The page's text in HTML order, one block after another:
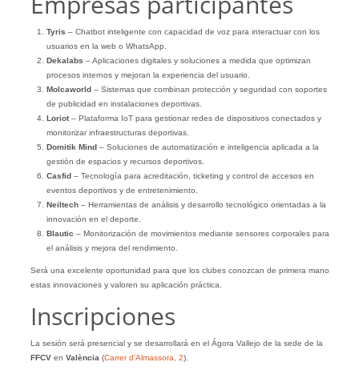
Tyris – Chatbot inteligente con capacidad de voz para interactuar con los
usuarios en la web o WhatsApp.
Dekalabs – Aplicaciones digitales y soluciones a medida que optimizan
procesos internos y mejoran la experiencia del usuario.
Molcaworld– Sistemas que combinan protección y seguridad con soportes
de publicidad en instalaciones deportivas.
Loriot– Plataforma IoT para gestionar redes de dispositivos conectados y
monitorizar infraestructuras deportivas.
Domitik Mind– Soluciones de automatización e inteligencia aplicada a la
gestión de espacios y recursos deportivos.
Casfid– Tecnología para acreditación, ticketing y control de accesos en
eventos deportivos y de entretenimiento.
Neiltech– Herramientas de análisis y desarrollo tecnológico orientadas a la
innovación en el deporte.
Blautic – Monitorización de movimientos mediante sensores corporales para
el análisis y mejora del rendimiento.
Será una excelente oportunidad para que los clubes conozcan de primera mano
estas innovaciones y valoren su aplicación práctica.
Inscripciones
La sesión será presencial y se desarrollará en el Ágora Vallejo de la sede de la
FFCVen València (Carrer d’Almassora, 2).